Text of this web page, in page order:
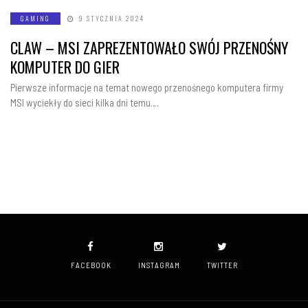
GAMING 9 STYCZNIA 2024
CLAW – MSI ZAPREZENTOWAŁO SWÓJ PRZENOŚNY
KOMPUTER DO GIER
Pierwsze informacje na temat nowego przenośnego komputera firmy
MSI wyciekły do sieci kilka dni temu….
FACEBOOK INSTAGRAM TWITTER